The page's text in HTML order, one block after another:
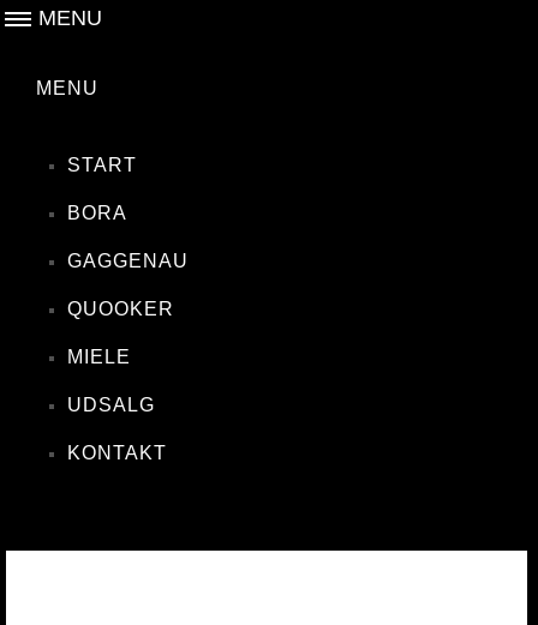
MENU
MENU
START
BORA
GAGGENAU
QUOOKER
MIELE
UDSALG
KONTAKT